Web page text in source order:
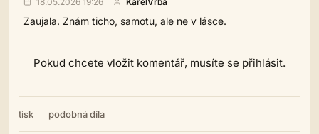
Zaujala. Znám ticho, samotu, ale ne v lásce.
Pokud chcete vložit komentář, musíte se přihlásit.
tisk podobná díla